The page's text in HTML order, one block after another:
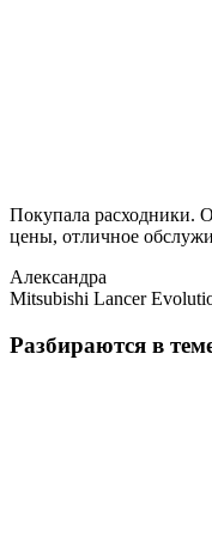
Покупала расходники.
цены, отличное
Александра
Mitsubishi Lancer
Разбираются в